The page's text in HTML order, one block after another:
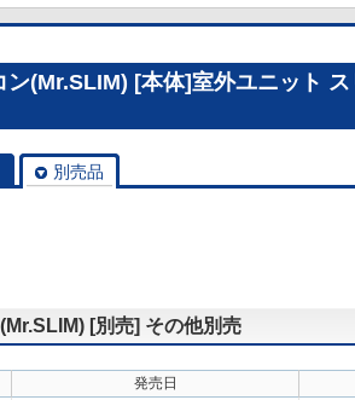
(Mr.SLIM) [本体]室外ユニット
別売品
[別売] その他別売
発売日